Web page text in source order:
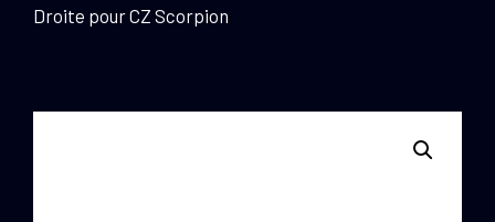
Droite pour CZ Scorpion